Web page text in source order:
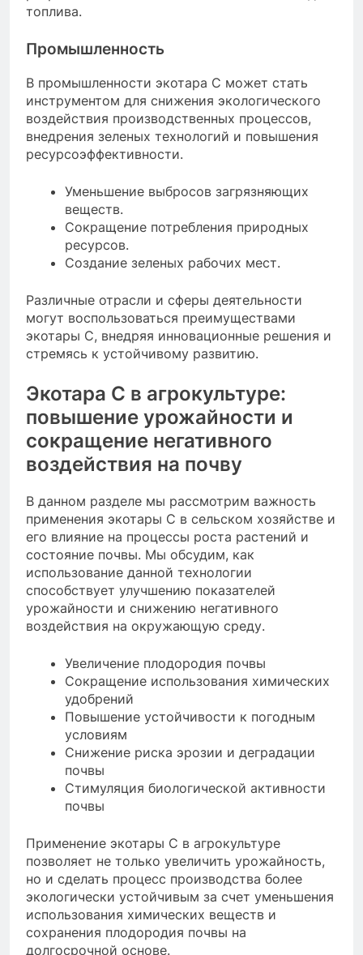
топлива.
Промышленность
В промышленности экотара С может стать
инструментом для снижения экологического
воздействия производственных процессов,
внедрения зеленых технологий и повышения
ресурсоэффективности.
Уменьшение выбросов загрязняющих
веществ.
Сокращение потребления природных
ресурсов.
Создание зеленых рабочих мест.
Различные отрасли и сферы деятельности
могут воспользоваться преимуществами
экотары С, внедряя инновационные решения и
стремясь к устойчивому развитию.
Экотара С в агрокультуре:
повышение урожайности и
сокращение негативного
воздействия на почву
В данном разделе мы рассмотрим важность
применения экотары С в сельском хозяйстве и
его влияние на процессы роста растений и
состояние почвы. Мы обсудим, как
использование данной технологии
способствует улучшению показателей
урожайности и снижению негативного
воздействия на окружающую среду.
Увеличение плодородия почвы
Сокращение использования химических
удобрений
Повышение устойчивости к погодным
условиям
Снижение риска эрозии и деградации
почвы
Стимуляция биологической активности
почвы
Применение экотары С в агрокультуре
позволяет не только увеличить урожайность,
но и сделать процесс производства более
экологически устойчивым за счет уменьшения
использования химических веществ и
сохранения плодородия почвы на
долгосрочной основе.